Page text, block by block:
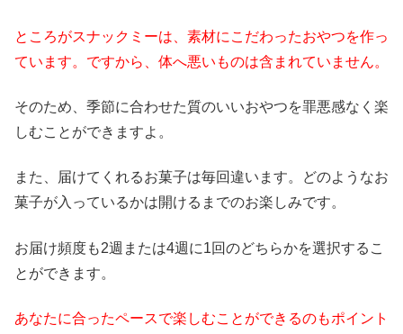
ところがスナックミーは、素材にこだわったおやつを作っ
ています。ですから、体へ悪いものは含まれていません。
そのため、季節に合わせた質のいいおやつを罪悪感なく楽
しむことができますよ。
また、届けてくれるお菓子は毎回違います。どのようなお
菓子が入っているかは開けるまでのお楽しみです。
お届け頻度も2週または4週に1回のどちらかを選択するこ
とができます。
あなたに合ったペースで楽しむことができるのもポイント